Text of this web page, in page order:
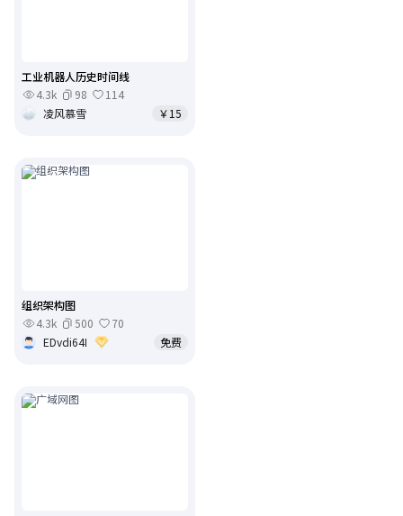
工业机器人历史时间线
4.3k
98
114
凌风慕雪
￥15
组织架构图
4.3k
500
70
EDvdi64I
免费